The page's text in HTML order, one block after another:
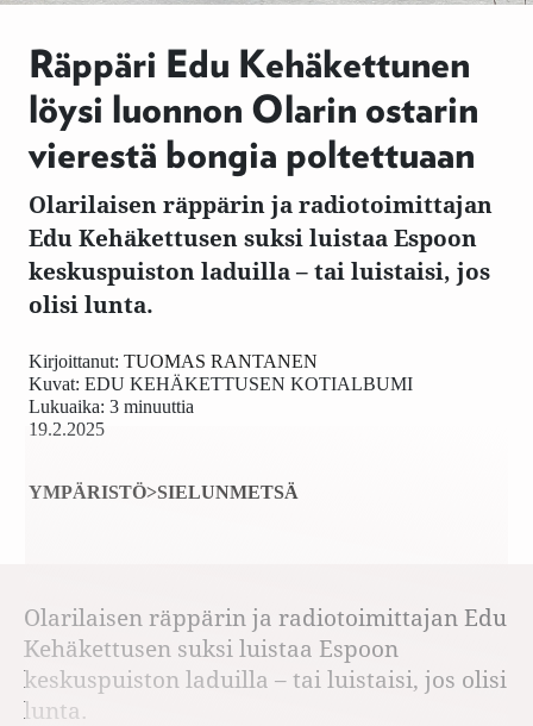
Räppäri Edu Kehäkettunen
löysi luonnon Olarin ostarin
vierestä bongia poltettuaan
Olarilaisen räppärin ja radiotoimittajan
Edu Kehäkettusen suksi luistaa Espoon
keskuspuiston laduilla – tai luistaisi, jos
olisi lunta.
19.2.2025
Kirjoittanut: TUOMAS RANTANEN
Kuvat: EDU KEHÄKETTUSEN KOTIALBUMI
Lukuaika: 3 minuuttia
YMPÄRISTÖ>SIELUNMETSÄ
Olarilaisen räppärin ja radiotoimittajan Edu
Kehäkettusen suksi luistaa Espoon
keskuspuiston laduilla – tai luistaisi, jos olisi
lunta.